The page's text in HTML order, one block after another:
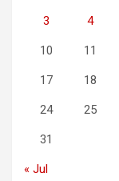
3 4
10 11
17 18
24 25
31
« Jul